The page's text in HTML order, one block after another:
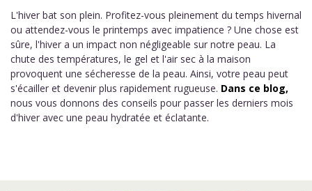
L'hiver bat son plein. Profitez-vous pleinement du temps hivernal
ou attendez-vous le printemps avec impatience ? Une chose est
sûre, l'hiver a un impact non négligeable sur notre peau. La
chute des températures, le gel et l'air sec à la maison
provoquent une sécheresse de la peau. Ainsi, votre peau peut
s'écailler et devenir plus rapidement rugueuse. Dans ce blog,
nous vous donnons des conseils pour passer les derniers mois
d'hiver avec une peau hydratée et éclatante.